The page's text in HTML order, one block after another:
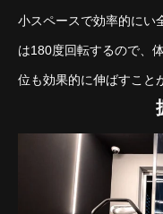
小スペースで効率的にい
は180度回転するので、
位も効果的に伸ばすこと